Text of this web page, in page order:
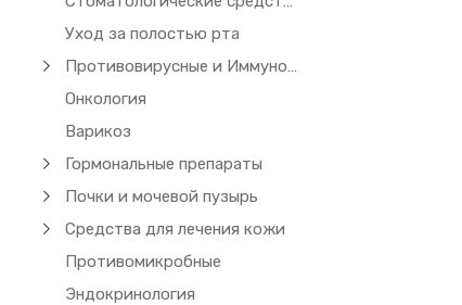
Уход за полостью рта
Противовирусные и Иммуномодуляторы
Онкология
Варикоз
Гормональные препараты
Почки и мочевой пузырь
Средства для лечения кожи
Противомикробные
Эндокринология